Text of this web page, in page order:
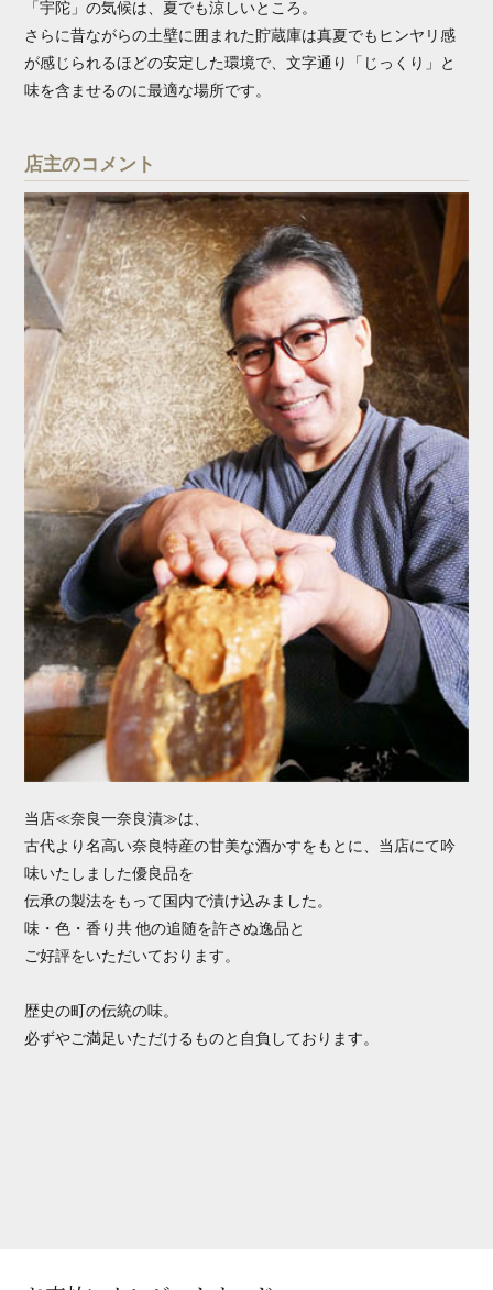
「宇陀」の気候は、夏でも涼しいところ。
さらに昔ながらの土壁に囲まれた貯蔵庫は真夏でもヒンヤリ感
が感じられるほどの安定した環境で、文字通り「じっくり」と
味を含ませるのに最適な場所です。
店主のコメント
当店≪奈良一奈良漬≫は、
古代より名高い奈良特産の甘美な酒かすをもとに、当店にて吟
味いたしました優良品を
伝承の製法をもって国内で漬け込みました。
味・色・香り共 他の追随を許さぬ逸品と
ご好評をいただいております。
歴史の町の伝統の味。
必ずやご満足いただけるものと自負しております。